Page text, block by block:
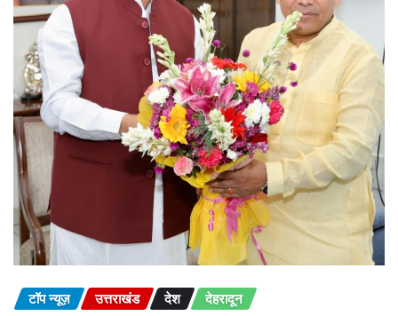
टॉप न्यूज़ उत्तराखंड देश देहरादून